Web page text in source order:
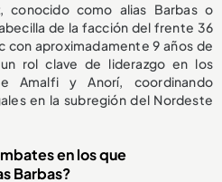
conocido como alias Barbas o
de la facción del frente 36
con aproximadamente 9 años de
rol clave de liderazgo en los
Amalfi y Anorí, coordinando
en la subregión del Nordeste
en los que
Barbas?